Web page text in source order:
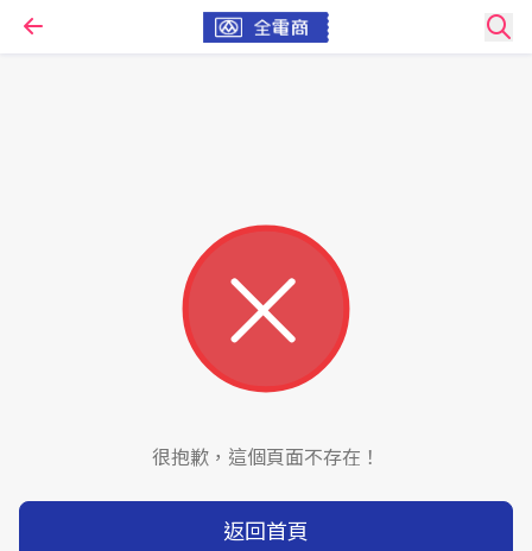
很抱歉，這個頁面不存在！
返回首頁